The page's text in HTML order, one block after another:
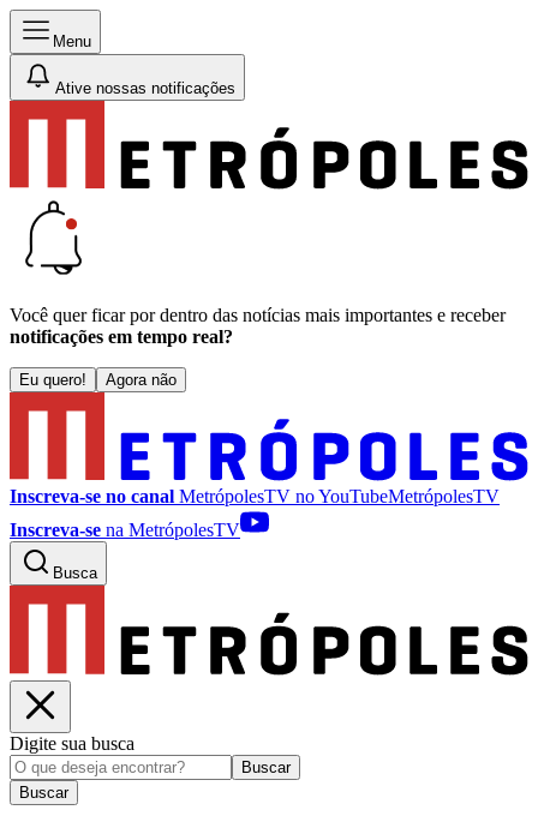
Menu
Ative nossas notificações
Você quer ficar por dentro das notícias mais importantes e receber
notificações em tempo real?
Eu quero! Agora não
Inscreva-se no canal MetrópolesTV noYouTubeMetrópolesTV
Inscreva-se na MetrópolesTV
Busca
Digite sua busca
Buscar
Buscar